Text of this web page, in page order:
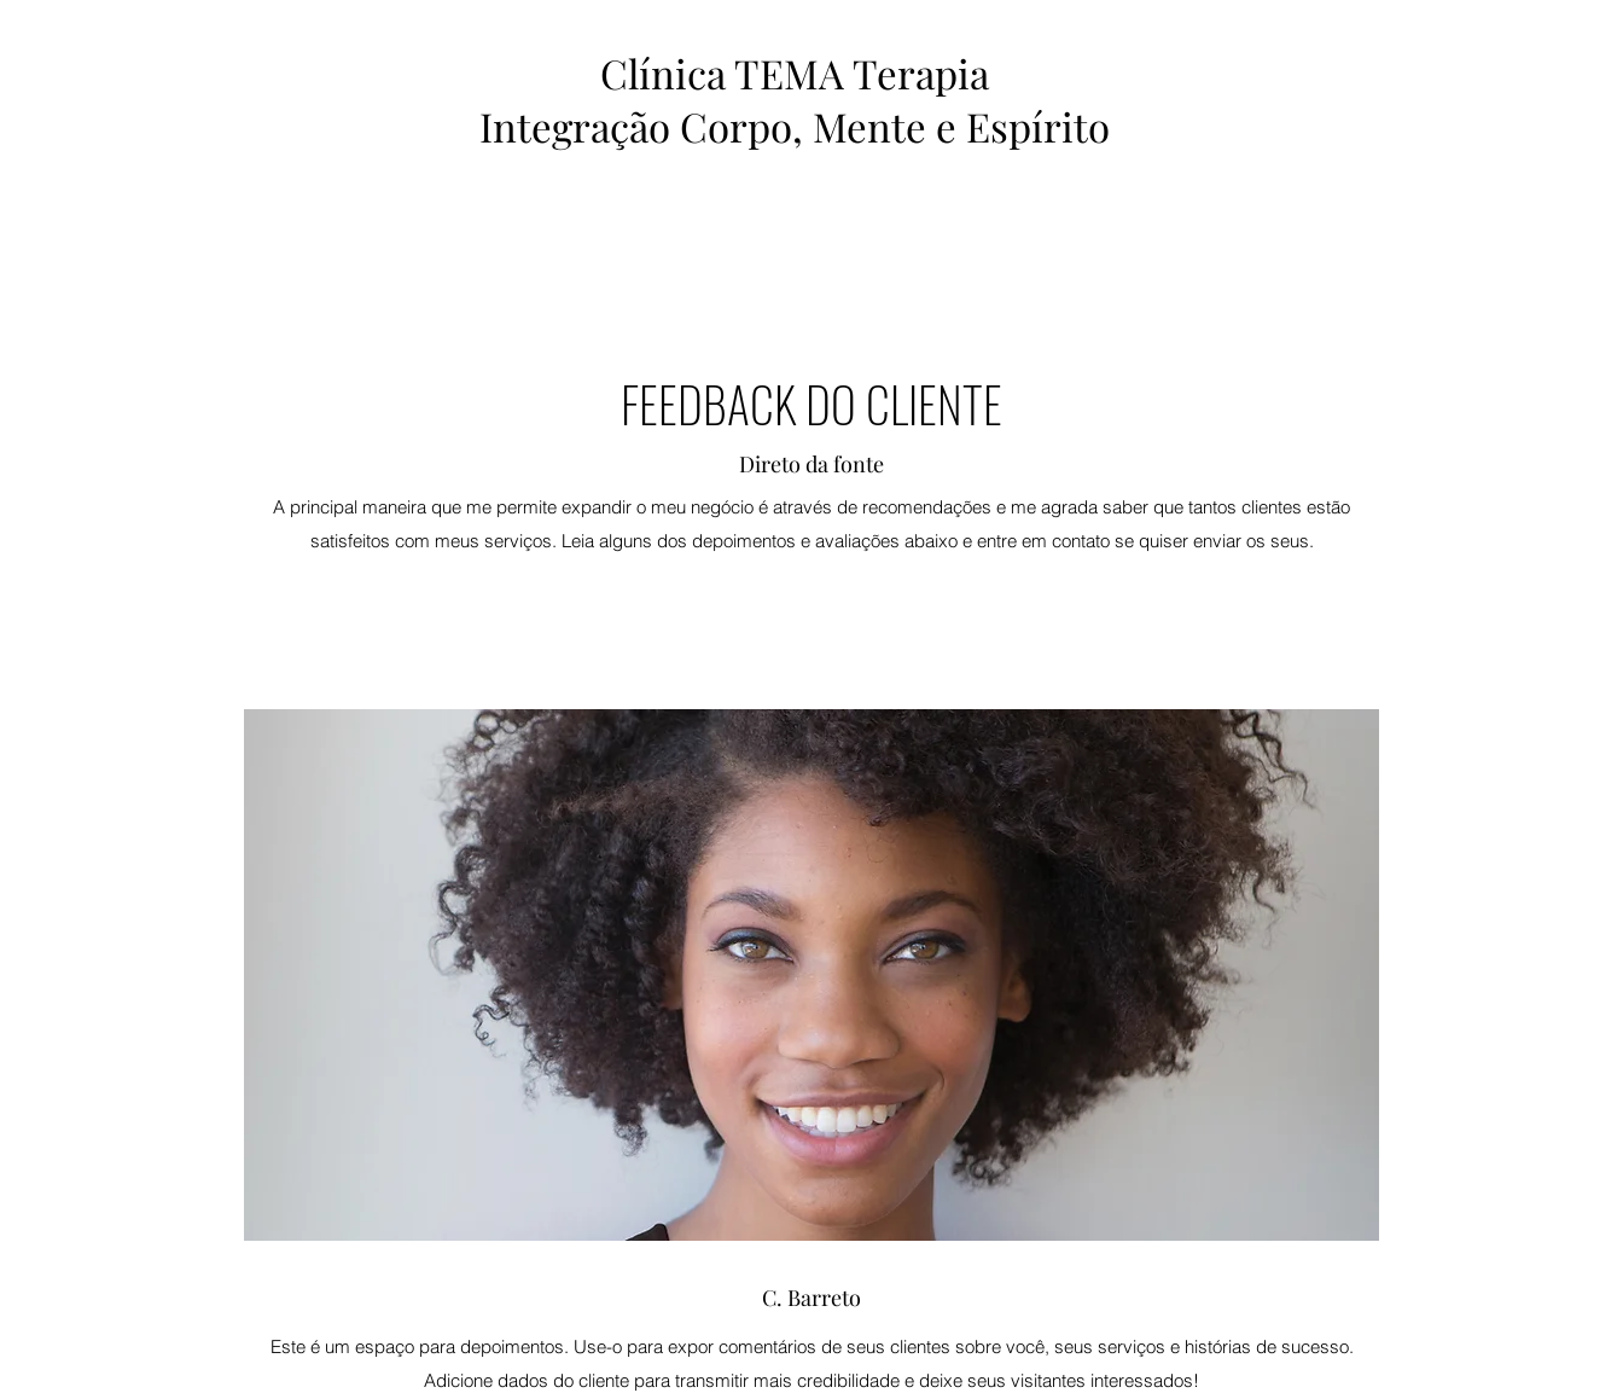
Clínica TEMA Terapia
Integração Corpo, Mente e Espírito
FEEDBACK DO CLIENTE
Direto da fonte
A principal maneira que me permite expandir o meu negócio é através de recomendações e me agrada saber que tantos clientes estão
satisfeitos com meus serviços. Leia alguns dos depoimentos e avaliações abaixo e entre em contato se quiser enviar os seus.
C. Barreto
Este é um espaço para depoimentos. Use-o para expor comentários de seus clientes sobre você, seus serviços e histórias de sucesso.
Adicione dados do cliente para transmitir mais credibilidade e deixe seus visitantes interessados!